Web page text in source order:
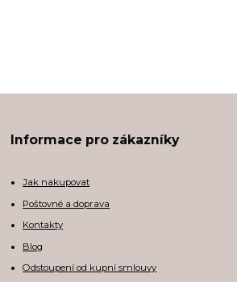
Informace pro zákazníky
Jak nakupovat
Poštovné a doprava
Kontakty
Blog
Odstoupení od kupní smlouvy